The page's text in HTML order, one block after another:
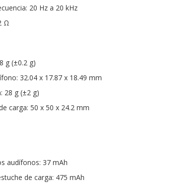
20 Hz a 20 kHz
Ω
g (±0.2 g)
32.04 x 17.87 x 18.49 mm
28 g (±2 g)
carga: 50 x 50 x 24.2 mm
audífonos: 37 mAh
de carga: 475 mAh